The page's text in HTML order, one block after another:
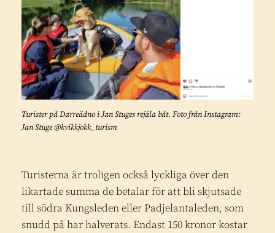
Turister på Darreädno i Jan Stuges rejäla båt. Foto från Instagram:
Jan Stuge @kvikkjokk_turism
Turisterna är troligen också lyckliga över den
likartade summa de betalar för att bli skjutsade
till södra Kungsleden eller Padjelantaleden, som
snudd på har halverats. Endast 150 kronor kostar